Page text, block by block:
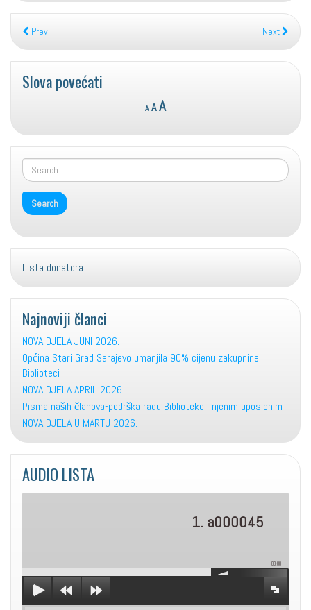
Prev Next
Slova povećati
A
Decrease
font
A Reset
size.
AIncrease
size.
Lista donatora
Najnoviji članci
NOVA DJELA JUNI 2026.
Općina Stari Grad Sarajevo umanjila 90% cijenu zakupnine
Biblioteci
NOVA DJELA APRIL 2026.
Pisma naših članova-podrška radu Biblioteke i njenim uposlenim
NOVA DJELA U MARTU 2026.
AUDIO LISTA
1. a000045
00:00